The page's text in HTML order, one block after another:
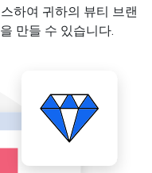
하여 귀하의 뷰티 브랜
만들 수 있습니다.